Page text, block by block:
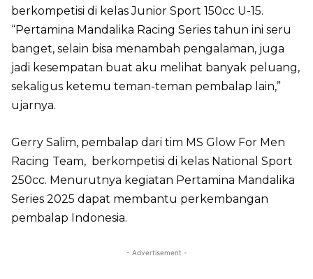
berkompetisi di kelas Junior Sport 150cc U-15.
“Pertamina Mandalika Racing Series tahun ini seru
banget, selain bisa menambah pengalaman, juga
jadi kesempatan buat aku melihat banyak peluang,
sekaligus ketemu teman-teman pembalap lain,”
ujarnya.
Gerry Salim, pembalap dari tim MS Glow For Men
Racing Team, berkompetisi di kelas National Sport
250cc. Menurutnya kegiatan Pertamina Mandalika
Series 2025 dapat membantu perkembangan
pembalap Indonesia.
- Advertisement -